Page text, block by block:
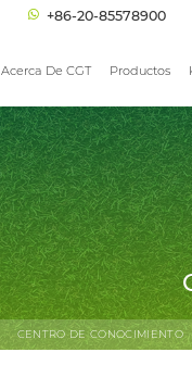
+86-20-85578900
Acerca De CGT Productos
CENTRO DE CONOCIMIENTO